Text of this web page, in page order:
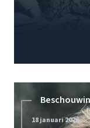
18 januari 2026